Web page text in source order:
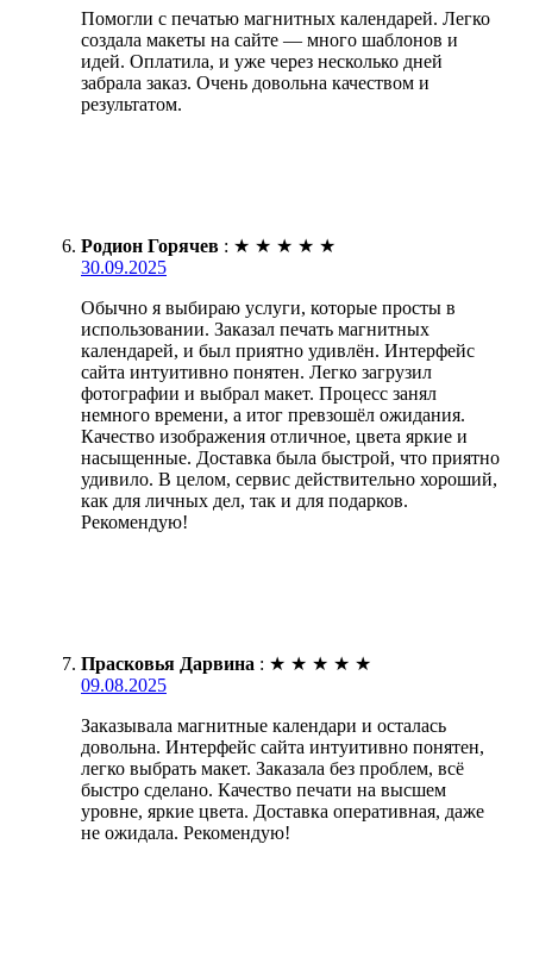
Помогли с печатью магнитных календарей. Легко
создала макеты на сайте — много шаблонов и
идей. Оплатила, и уже через несколько дней
забрала заказ. Очень довольна качеством и
результатом.
Родион Горячев : ★ ★ ★ ★ ★
30.09.2025
Обычно я выбираю услуги, которые просты в
использовании. Заказал печать магнитных
календарей, и был приятно удивлён. Интерфейс
сайта интуитивно понятен. Легко загрузил
фотографии и выбрал макет. Процесс занял
немного времени, а итог превзошёл ожидания.
Качество изображения отличное, цвета яркие и
насыщенные. Доставка была быстрой, что приятно
удивило. В целом, сервис действительно хороший,
как для личных дел, так и для подарков.
Рекомендую!
Прасковья Дарвина : ★ ★ ★ ★ ★
09.08.2025
Заказывала магнитные календари и осталась
довольна. Интерфейс сайта интуитивно понятен,
легко выбрать макет. Заказала без проблем, всё
быстро сделано. Качество печати на высшем
уровне, яркие цвета. Доставка оперативная, даже
не ожидала. Рекомендую!